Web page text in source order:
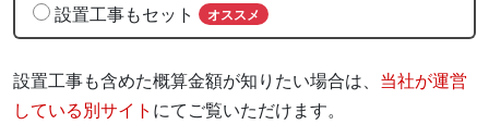
設置工事も含めた概算金額が知りたい場合は、 当社が運営
している別サイト にてご覧いただけます。
設置工事もセット
オススメ